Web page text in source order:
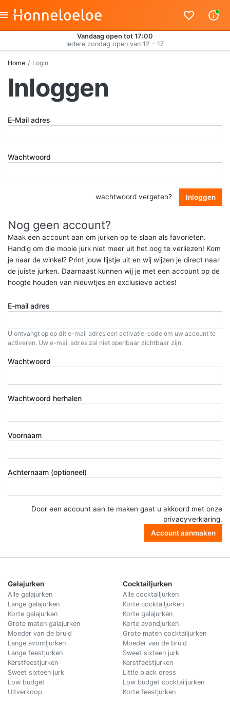
Vandaag open tot 17:00
Iedere zondag open van 12 - 17
Home Login
Inloggen
E-Mail adres
Wachtwoord
wachtwoord vergeten? Inloggen
Nog geen account?
Maak een account aan om jurken op te slaan als favorieten.
Handig om die mooie jurk niet meer uit het oog te verliezen! Kom
je naar de winkel? Print jouw lijstje uit en wij wijzen je direct naar
de juiste jurken. Daarnaast kunnen wij je met een account op de
hoogte houden van nieuwtjes en exclusieve acties!
E-mail adres
U ontvangt op op dit e-mail adres een activatie-code om uw account te
activeren. Uw e-mail adres zal niet openbaar zichtbaar zijn.
Wachtwoord
Wachtwoord herhalen
Voornaam
Achternaam (optioneel)
Door een account aan te maken gaat u akkoord met onze
privacyverklaring.
Account aanmaken
Galajurken
Alle galajurken
Lange galajurken
Korte galajurken
Grote maten galajurken
Moeder van de bruid
Lange avondjurken
Lange feestjurken
Kerstfeestjurken
Sweet sixteen jurk
Low budget
Uitverkoop
Cocktailjurken
Alle cocktailjurken
Korte cocktailjurken
Korte galajurken
Korte avondjurken
Grote maten cocktailjurken
Moeder van de bruid
Sweet sixteen jurk
Kerstfeestjurken
Little black dress
Low budget cocktailjurken
Korte feestjurken